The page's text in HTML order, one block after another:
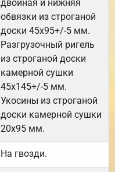
двойная и нижняя
обвязки из строганой
доски 45х95+/-5 мм.
Разгрузочный ригель
из строганой доски
камерной сушки
45х145+/-5 мм.
Укосины из строганой
доски камерной сушки
20х95 мм.
На гвозди.